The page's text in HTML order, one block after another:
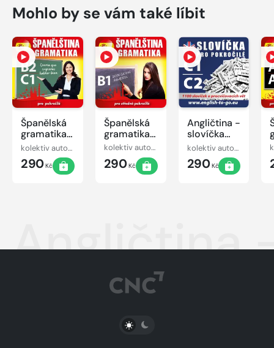
Mohlo by se vám také líbit
Španělská
gramatika
B2, C1
kolektiv autorů
290Kč
Španělská
gramatika
B1
kolektiv autorů
290Kč
Angličtina -
slovíčka
pro
pokročilé
C1-C2
kolektiv autorů
290Kč
Angličtina
PŘEPNOUT SVĚTLÝ/TMAVÝ REŽIM